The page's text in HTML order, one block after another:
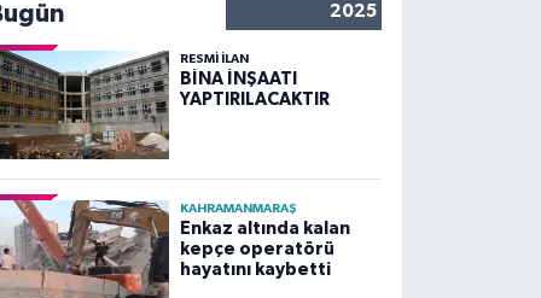
2025
RESMİ İLAN
BİNA İNŞAATI
YAPTIRILACAKTIR
KAHRAMANMARAŞ
Enkaz altında kalan
kepçe operatörü
hayatını kaybetti